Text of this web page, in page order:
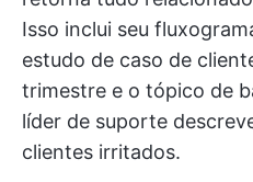
Isso inclui seu
estudo de caso de
trimestre e o tópico de
líder de suporte
clientes irritados.